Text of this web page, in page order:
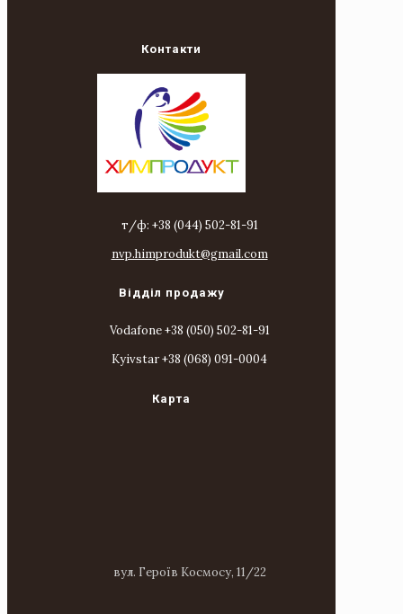
Контакти
т/ф: +38 (044) 502-81-91
nvp.himprodukt@gmail.com
Відділ продажу
Vodafone +38 (050) 502-81-91
Kyivstar +38 (068) 091-0004
Карта
вул. Героїв Космосу, 11/22